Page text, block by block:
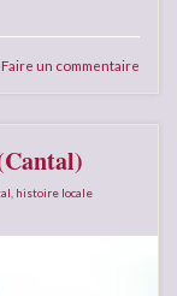
Faire un commentaire
histoire locale